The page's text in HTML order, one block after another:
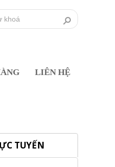
LIÊN HỆ
TUYẾN